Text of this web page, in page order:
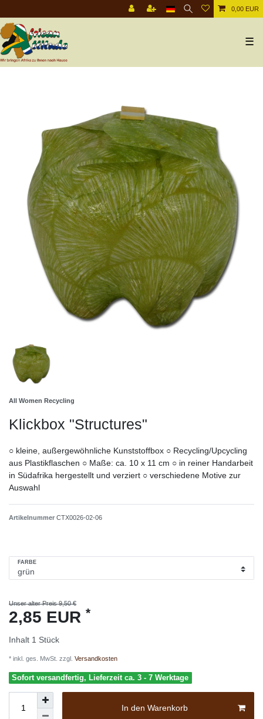
0,00 EUR
☰
All Women Recycling
Klickbox "Structures"
○ kleine, außergewöhnliche Kunststoffbox ○ Recycling/Upcycling
aus Plastikflaschen ○ Maße: ca. 10 x 11 cm ○ in reiner Handarbeit
in Südafrika hergestellt und verziert ○ verschiedene Motive zur
Auswahl
Artikelnummer CTX0026-02-06
FARBE
Unser alter Preis 9,50 €
2,85 EUR *
Inhalt 1 Stück
* inkl. ges. MwSt. zzgl. Versandkosten
Sofort versandfertig, Lieferzeit ca. 3 - 7 Werktage
In den Warenkorb